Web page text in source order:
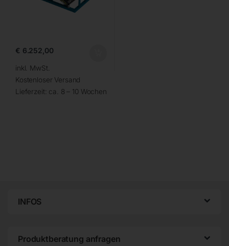
€ 6.252,00
inkl. MwSt.
Kostenloser Versand
Lieferzeit: ca. 8 – 10 Wochen
INFOS
Produktberatung anfragen